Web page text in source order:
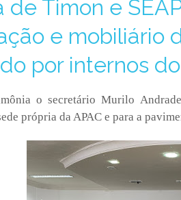
de Timon e
e mobiliário
por internos
o secretário Murilo
própria da APAC e para a